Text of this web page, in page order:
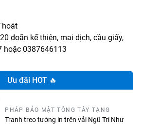
doãn kế thiện, mai dịch, cầu giấy,
hoặc 0387646113
Ưu đãi HOT 🔥
PHÁP BẢO MẬT TÔNG TÂY TẠNG
Tranh treo tường in trên vải Ngũ Trí Như